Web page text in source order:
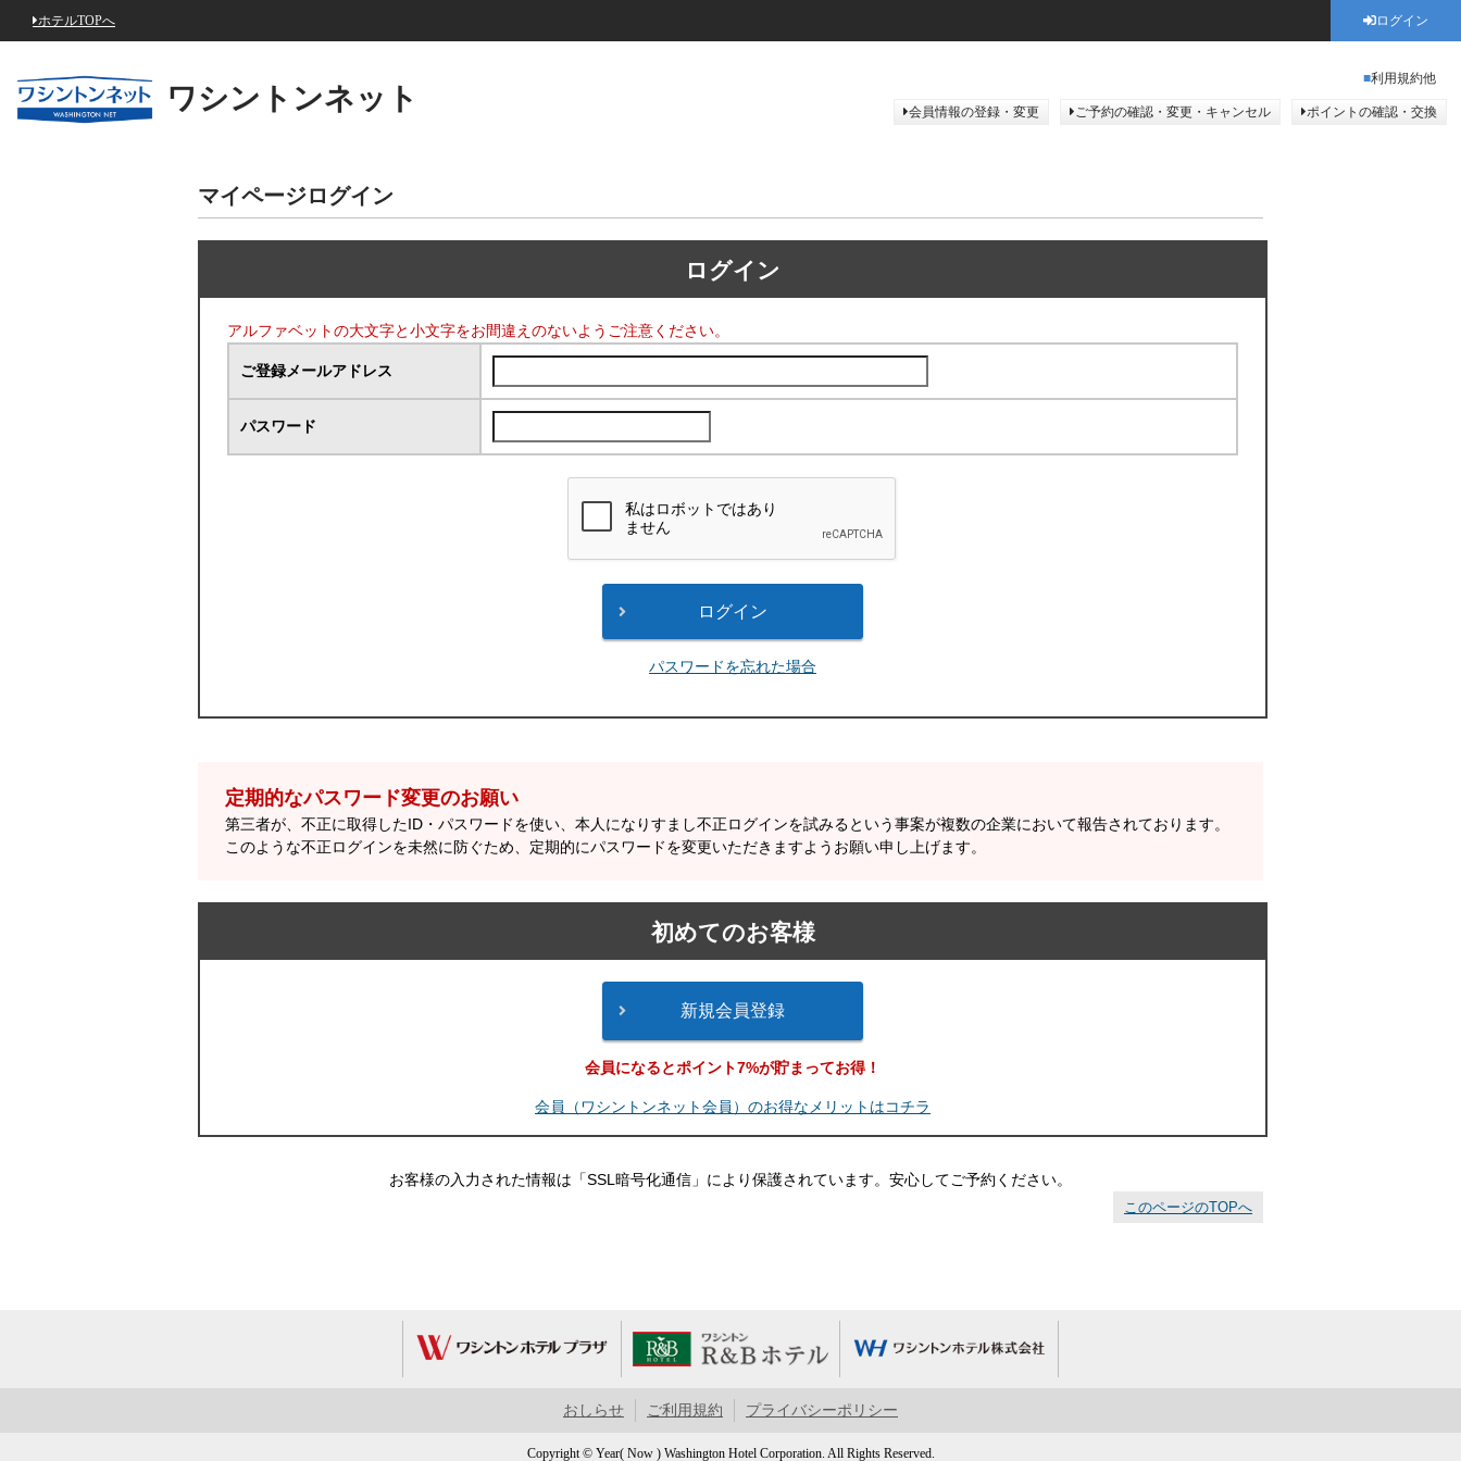
ホテルTOPへ ログイン
ワシントンネット
利用規約他
会員情報の登録・変更 ご予約の確認・変更・キャンセル ポイントの確認・交換
マイページログイン
ログイン
アルファベットの大文字と小文字をお間違えのないようご注意ください。
ご登録メールアドレス
パスワード
パスワードを忘れた場合
定期的なパスワード変更のお願い
第三者が、不正に取得したID・パスワードを使い、本人になりすまし不正ログインを試みるという事案が複数の企業において報告されております。
このような不正ログインを未然に防ぐため、定期的にパスワードを変更いただきますようお願い申し上げます。
初めてのお客様
会員になるとポイント7%が貯まってお得！
会員（ワシントンネット会員）のお得なメリットはコチラ
お客様の入力された情報は「SSL暗号化通信」により保護されています。安心してご予約ください。
このページのTOPへ
おしらせ ご利用規約 プライバシーポリシー
Copyright © Year( Now ) Washington Hotel Corporation. All Rights Reserved.